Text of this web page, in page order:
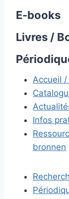
E-books
Livres /
Accueil /
Infos
bronnen